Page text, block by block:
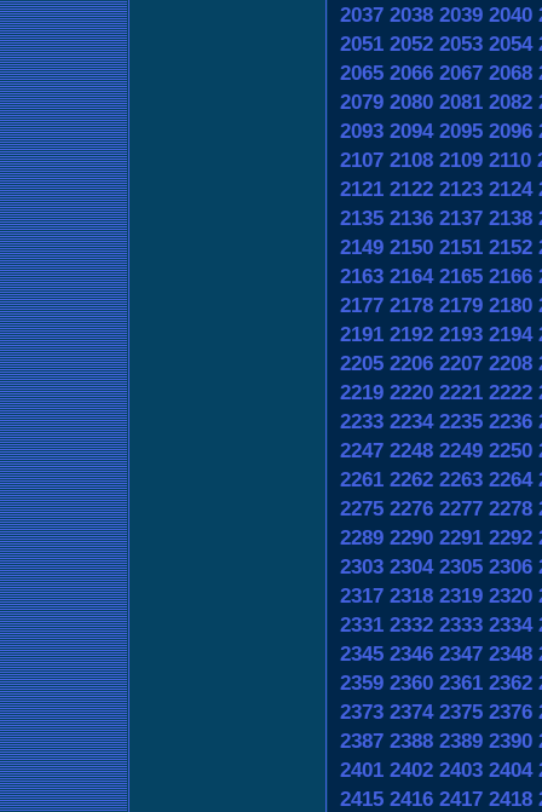
2037 2038 2039 2040
2051 2052 2053 2054
2065 2066 2067 2068
2079 2080 2081 2082
2093 2094 2095 2096
2107 2108 2109 2110
2121 2122 2123 2124
2135 2136 2137 2138
2149 2150 2151 2152
2163 2164 2165 2166
2177 2178 2179 2180
2191 2192 2193 2194
2205 2206 2207 2208
2219 2220 2221 2222
2233 2234 2235 2236
2247 2248 2249 2250
2261 2262 2263 2264
2275 2276 2277 2278
2289 2290 2291 2292
2303 2304 2305 2306
2317 2318 2319 2320
2331 2332 2333 2334
2345 2346 2347 2348
2359 2360 2361 2362
2373 2374 2375 2376
2387 2388 2389 2390
2401 2402 2403 2404
2415 2416 2417 2418